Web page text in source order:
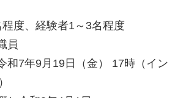
度、経験者1～3名程度
員
和7年9月19日（金） 17時（イン